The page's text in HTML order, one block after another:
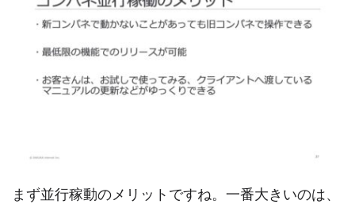
まず並行稼動のメリットですね。一番大きいのは、